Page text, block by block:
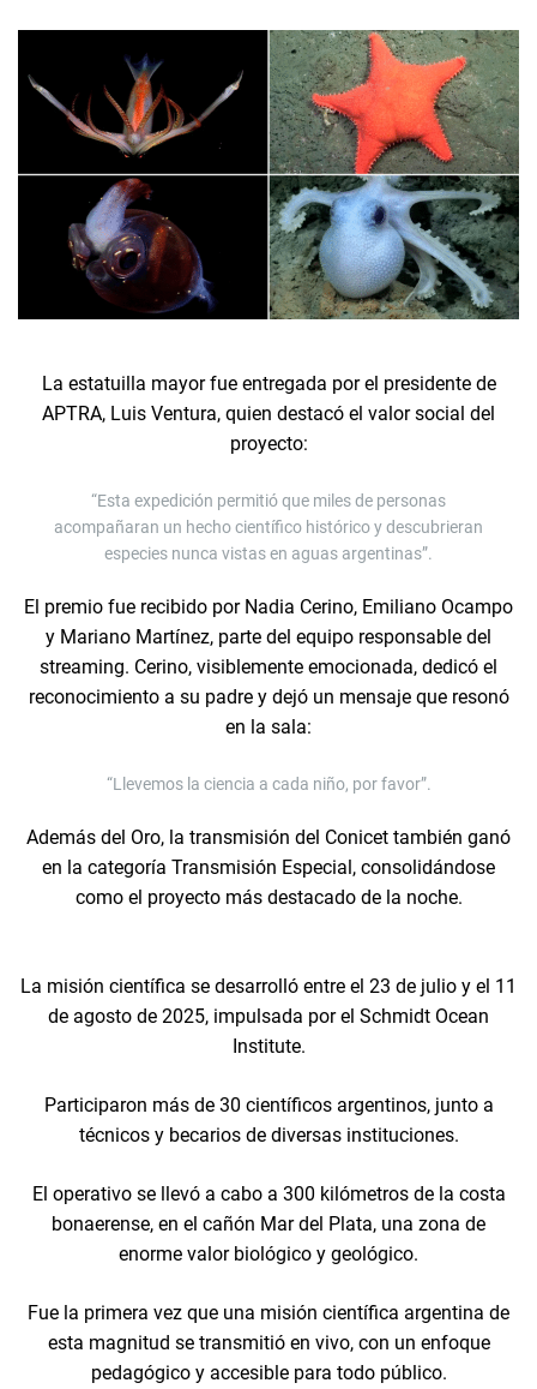
La estatuilla mayor fue entregada por el presidente de
APTRA, Luis Ventura, quien destacó el valor social del
proyecto:
“Esta expedición permitió que miles de personas
acompañaran un hecho científico histórico y descubrieran
especies nunca vistas en aguas argentinas”.
El premio fue recibido por Nadia Cerino, Emiliano Ocampo
y Mariano Martínez, parte del equipo responsable del
streaming. Cerino, visiblemente emocionada, dedicó el
reconocimiento a su padre y dejó un mensaje que resonó
en la sala:
“Llevemos la ciencia a cada niño, por favor”.
Además del Oro, la transmisión del Conicet también ganó
en la categoría Transmisión Especial, consolidándose
como el proyecto más destacado de la noche.
La misión científica se desarrolló entre el 23 de julio y el 11
de agosto de 2025, impulsada por el Schmidt Ocean
Institute.
Participaron más de 30 científicos argentinos, junto a
técnicos y becarios de diversas instituciones.
El operativo se llevó a cabo a 300 kilómetros de la costa
bonaerense, en el cañón Mar del Plata, una zona de
enorme valor biológico y geológico.
Fue la primera vez que una misión científica argentina de
esta magnitud se transmitió en vivo, con un enfoque
pedagógico y accesible para todo público.